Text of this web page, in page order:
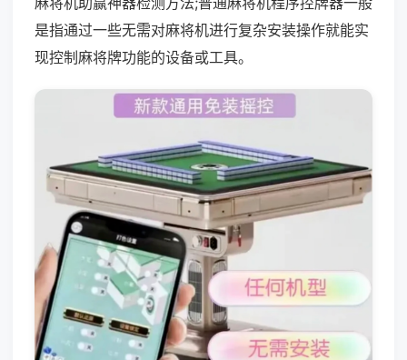
是指通过一些无需对麻将机进行复杂安装操作就能实
现控制麻将牌功能的设备或工具。